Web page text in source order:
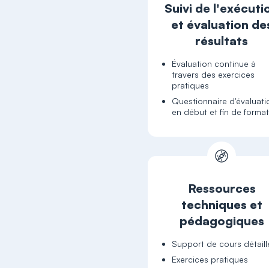
Suivi de
et évaluation
résultats
Évaluation continue à
travers des exercices
pratiques
Questionnaire
en début et fin de
Ressources
techniques et
pédagogiques
Support de cours
Exercices pratiques